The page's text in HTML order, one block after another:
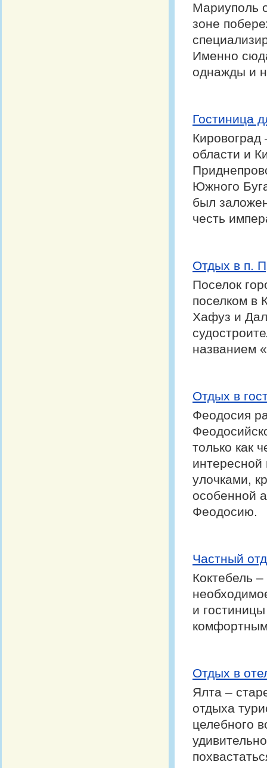
Мариуполь
зоне
Именно
однажды и
Гостиница
Кировоград
области и
Южного
был
честь
Отдых в п.
Поселок
поселком в
Хафуз и
названием
Отдых в
Феодосия
только как
улочками,
особенной
Феодосию.
Частный
Коктебель
и
Отдых в
Ялта –
отдыха
целебного